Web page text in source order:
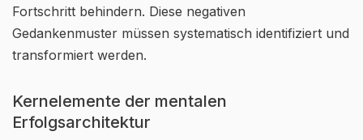
Fortschritt behindern. Diese negativen
Gedankenmuster müssen systematisch identifiziert und
transformiert werden.
Kernelemente der mentalen
Erfolgsarchitektur